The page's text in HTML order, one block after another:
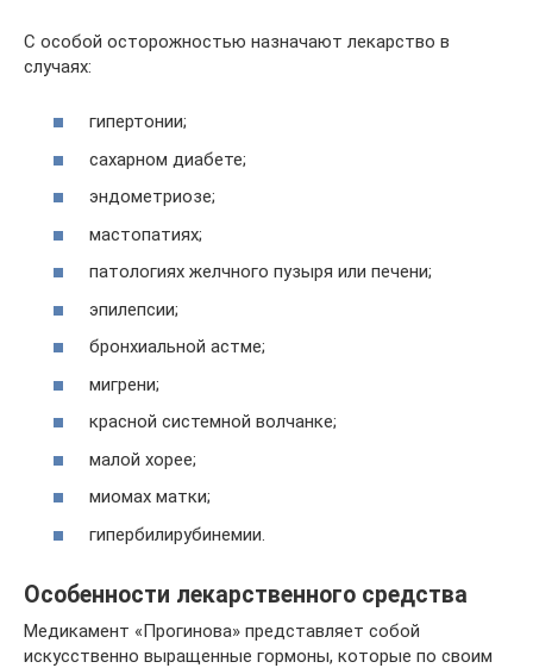
С особой осторожностью назначают лекарство в
случаях:
гипертонии;
сахарном диабете;
эндометриозе;
мастопатиях;
патологиях желчного пузыря или печени;
эпилепсии;
бронхиальной астме;
мигрени;
красной системной волчанке;
малой хорее;
миомах матки;
гипербилирубинемии.
Особенности лекарственного средства
Медикамент «Прогинова» представляет собой
искусственно выращенные гормоны, которые по своим